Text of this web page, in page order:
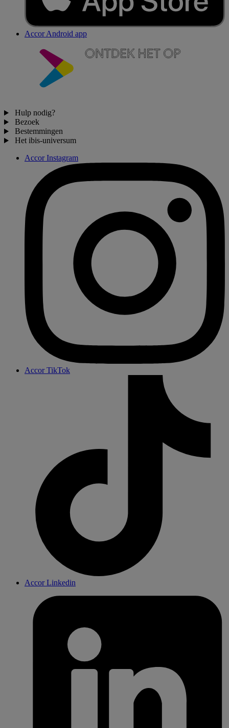
Accor Android app
Hulp nodig?
Bezoek
Bestemmingen
Het ibis-universum
Accor Instagram
Accor TikTok
Accor Linkedin